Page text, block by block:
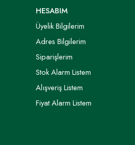
HESABIM
Üyelik Bilgilerim
Adres Bilgilerim
Siparişlerim
Stok Alarm Listem
Alışveriş Listem
Fiyat Alarm Listem